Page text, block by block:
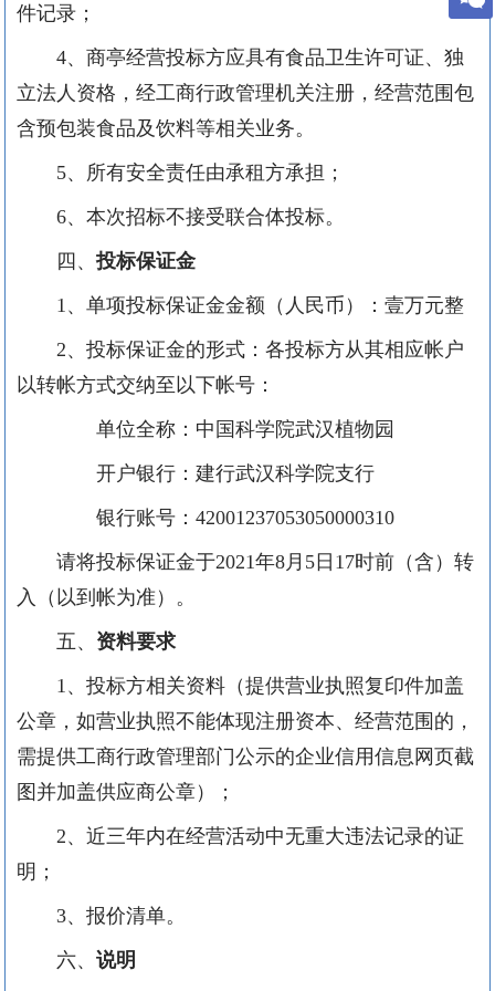
件记录；
4、 商亭经营投标方应具有食品卫生许可证、 独
立法人资格，经工商行政管理机关注册，经营范围包
含预包装食品及饮料等相关业务。
5、所有安全责任由承租方承担；
6、 本次招标不接受联合体投标。
四、投标保证金
1、 单项投标保证金金额（人民币）： 壹万元整
2、 投标保证金的形式：各投标方从其相应帐户
以转帐方式交纳至以下帐号：
单位全称： 中国科学院武汉植物园
开户银行： 建行武汉科学院支行
银行账号：42001237053050000310
请将投标保证金于2021年8 月 5日 17时前（含）转
入
（ 以到帐为准） 。
五、 资料要求
1、 投标方相关资料（提供营业执照复印件加盖
公章，如营业执照不能体现注册资本、经营范围的，
需提供工商行政管理部门公示的企业信用信息网页截
图并加盖供应商公章）
；
2、 近三年内在经营活动中无重大违法记录的证
明；
3、 报价清单。
六、 说明